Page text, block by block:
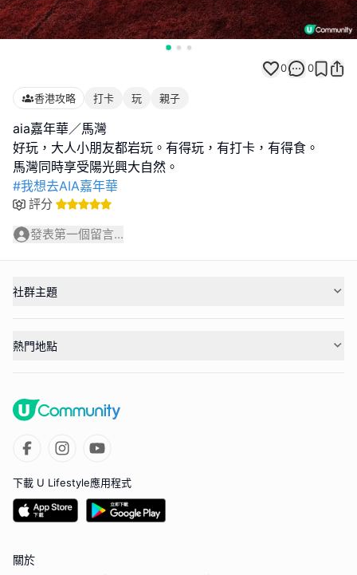
0 0
香港攻略 打卡 玩 親子
aia嘉年華／馬灣
好玩，大人小朋友都岩玩。有得玩，有打卡，有得食。
#我想去AIA嘉年華
評分
發表第一個留言...
社群主題
熱門地點
下載 U Lifestyle應用程式
關於